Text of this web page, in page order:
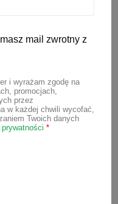
często
rodziców.
Masz mętlik w
których treści
Aby
zebrałam w
zalecenia
mail zwrotny z
i wyrażam zgodę na
promocjach,
przez
w każdej chwili wycofać,
Twoich danych
*